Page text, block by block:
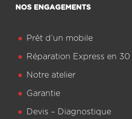
NOS ENGAGEMENTS
Prêt d’un mobile
Réparation Express en
Notre atelier
Garantie
Devis – Diagnostique